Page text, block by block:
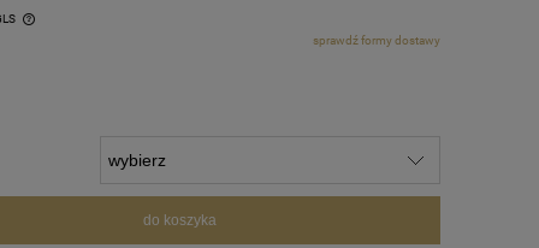
sprawdź formy dostawy
do koszyka